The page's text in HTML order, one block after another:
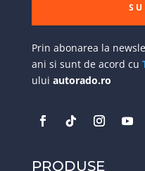
Prin abonarea la
ani si sunt de acord cu
ului autorado.ro
PRODUSE